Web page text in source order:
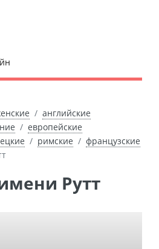
английские
европейские
римские
французские
Рутт